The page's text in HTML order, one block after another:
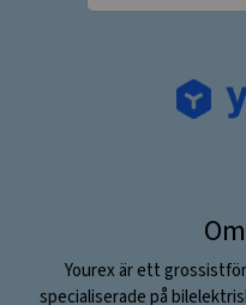
Yourex är ett
specialiserade på